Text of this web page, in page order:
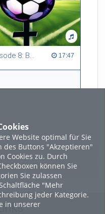
Website optimal für Sie
des Buttons "Akzeptieren"
Cookies zu. Durch
können Sie
Sie zulassen
"Mehr
jeder Kategorie.
in unserer
Sport gÄndern Staffel 2 - Episode 8: Balance im Spitzensport: Stressbewältigung und Wettkampfangst im Fokus 17:47